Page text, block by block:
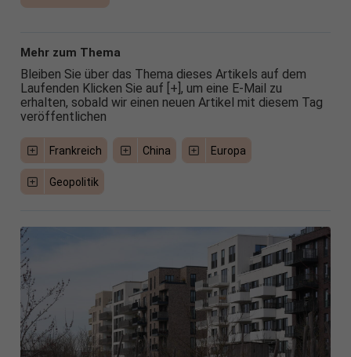
Mehr zum Thema
Bleiben Sie über das Thema dieses Artikels auf dem
Laufenden Klicken Sie auf [+], um eine E-Mail zu
erhalten, sobald wir einen neuen Artikel mit diesem Tag
veröffentlichen
Frankreich China Europa
Geopolitik